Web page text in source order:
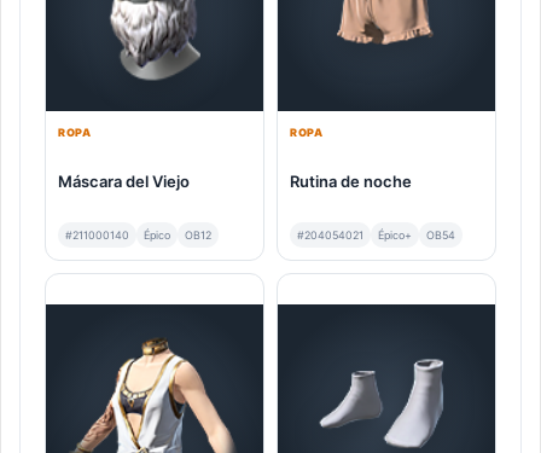
ROPA
Máscara del Viejo
#211000140 Épico OB12
ROPA
Rutina de noche
#204054021 Épico+ OB54